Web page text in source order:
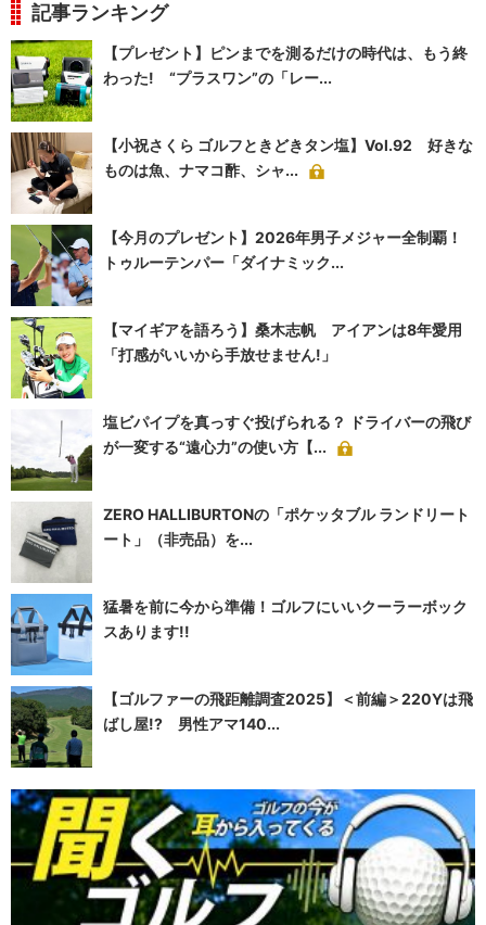
記事ランキング
【プレゼント】ピンまでを測るだけの時代は、もう終
わった! “プラスワン”の「レー...
【小祝さくら ゴルフときどきタン塩】Vol.92 好きな
ものは魚、ナマコ酢、シャ...
【今月のプレゼント】2026年男子メジャー全制覇！
トゥルーテンパー「ダイナミック...
【マイギアを語ろう】桑木志帆 アイアンは8年愛用
「打感がいいから手放せません!」
塩ビパイプを真っすぐ投げられる？ ドライバーの飛び
が一変する“遠心力”の使い方【...
ZERO HALLIBURTONの「ポケッタブル ランドリート
ート」（非売品）を...
猛暑を前に今から準備！ゴルフにいいクーラーボック
スあります!!
【ゴルファーの飛距離調査2025】＜前編＞220Yは飛
ばし屋!? 男性アマ140...